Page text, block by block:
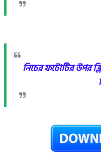
নিচের ফটোটির উপর